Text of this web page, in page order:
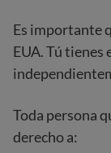
Es importante
EUA. Tú tienes
Toda persona
derecho a: